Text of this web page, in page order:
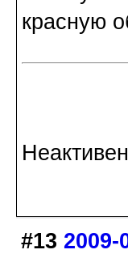
красную
Неактивен
#13 2009-